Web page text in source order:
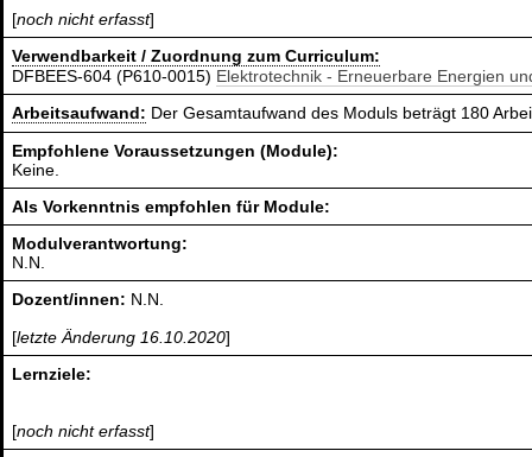
[noch nicht erfasst]
Verwendbarkeit / Zuordnung zum Curriculum:
DFBEES-604 (P610-0015) Elektrotechnik - Erneuerbare Energien
Arbeitsaufwand: Der Gesamtaufwand des Moduls beträgt 180
Empfohlene Voraussetzungen (Module):
Keine.
Als Vorkenntnis empfohlen für Module:
Modulverantwortung:
N.N.
Dozent/innen: N.N.
[letzte Änderung 16.10.2020]
Lernziele:
[noch nicht erfasst]